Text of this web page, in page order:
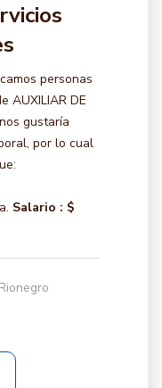
personas
AUXILIAR DE
gustaría
por lo cual
Salario : $